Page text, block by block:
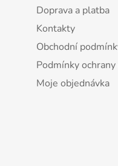
Doprava a platba
Kontakty
Obchodní
Podmínky
Moje objednávka